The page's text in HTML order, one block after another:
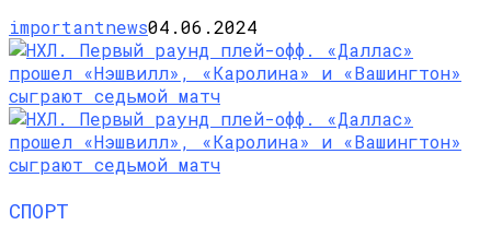
importantnews04.06.2024
СПОРТ